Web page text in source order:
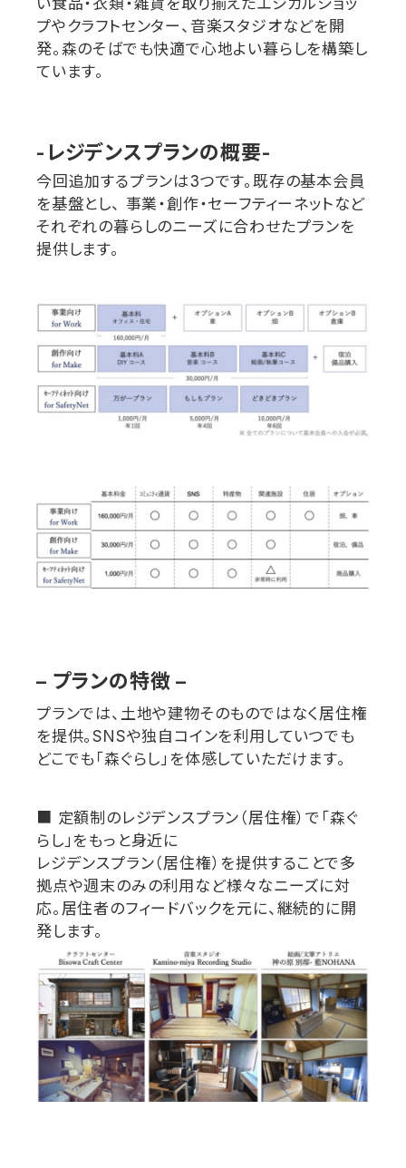
プやクラフトセンター、音楽スタジオなどを開
発。森のそばでも快適で心地よい暮らしを構築し
ています。
- レジデンスプランの概要-
今回追加するプランは3つです。既存の基本会員
を基盤とし、 事業・創作・セーフティーネットなど
それぞれの暮らしのニーズに合わせたプランを
提供します。
– プランの特徴 –
プランでは、土地や建物そのものではなく居住権
を提供。SNSや独自コインを利用していつでも
どこでも「森ぐらし」を体感していただけます。
定額制のレジデンスプラン（居住権）で「森ぐ
らし」をもっと身近に
レジデンスプラン（居住権）を提供することで多
拠点や週末のみの利用など様々なニーズに対
応。居住者のフィードバックを元に、継続的に開
発します。